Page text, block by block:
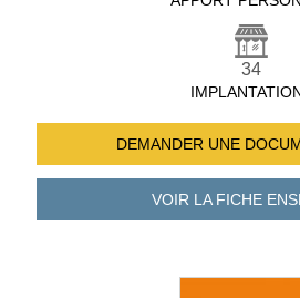
34
DEMANDER UNE
VOIR LA FICHE